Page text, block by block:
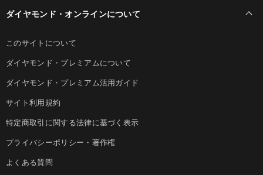
ダイヤモンド・オンラインについて
このサイトについて
ダイヤモンド・プレミアムについて
ダイヤモンド・プレミアム活用ガイド
サイト利用規約
特定商取引に関する法律に基づく表示
プライバシーポリシー・著作権
よくある質問